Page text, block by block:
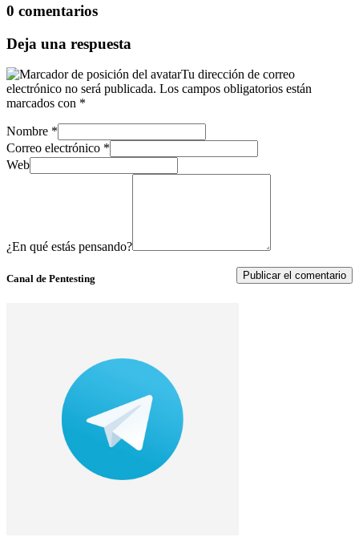
0 comentarios
Deja una respuesta
Tu dirección de correo
electrónico no será publicada. Los campos obligatorios están
marcados con *
Nombre *
Correo electrónico *
Web
¿En qué estás pensando?
Canal de Pentesting